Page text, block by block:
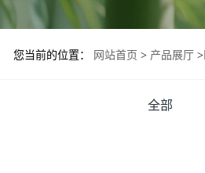
您当前的位置： 网站首页 > 产品展厅 >
全部